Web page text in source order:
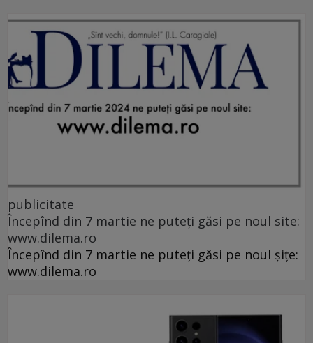
publicitate
Începînd din 7 martie ne puteți găsi pe noul site:
www.dilema.ro
Începînd din 7 martie ne puteți găsi pe noul șițe:
www.dilema.ro